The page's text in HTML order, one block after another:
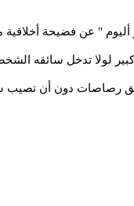
" عن فضيحة أخلاقية
لولا تدخل سائقه
رصاصات دون أن